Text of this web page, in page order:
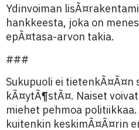
Ydinvoiman
hankkeesta, joka on
epÃ¤tasa-arvon takia.
###
Sukupuoli ei tietenkÃ¤Ã¤n
kÃ¤ytÃ¶stÃ¤. Naiset
miehet pehmoa
kuitenkin keskimÃ¤Ã¤rin